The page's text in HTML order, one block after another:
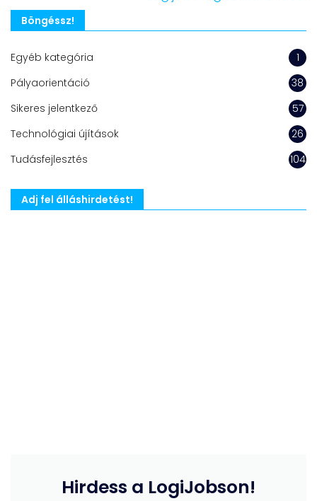
Böngéssz!
Egyéb kategória
1
Pályaorientáció
38
Sikeres jelentkező
57
Technológiai újítások
26
Tudásfejlesztés
104
Adj fel álláshirdetést!
Hirdess a LogiJobson!